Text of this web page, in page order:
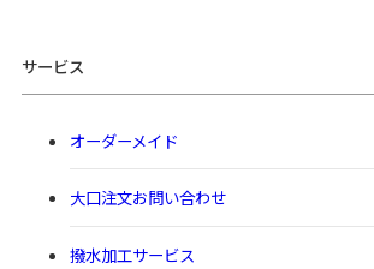
サービス
オーダーメイド
大口注文お問い合わせ
撥水加工サービス